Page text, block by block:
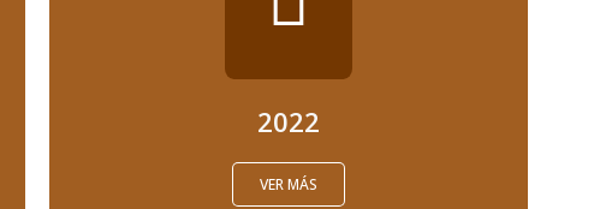
2022
VER MÁS